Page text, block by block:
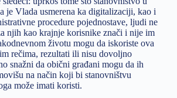
je Vlada usmerena ka digitalizaciji, kao i
procedure pojednostave, ljudi ne
njih kao krajnje korisnike znači i nije im
životu mogu da iskoriste ova
rečima, rezultati ili nisu dovoljno
snažni da obični građani mogu da ih
na način koji bi stanovništvu
može imati koristi.